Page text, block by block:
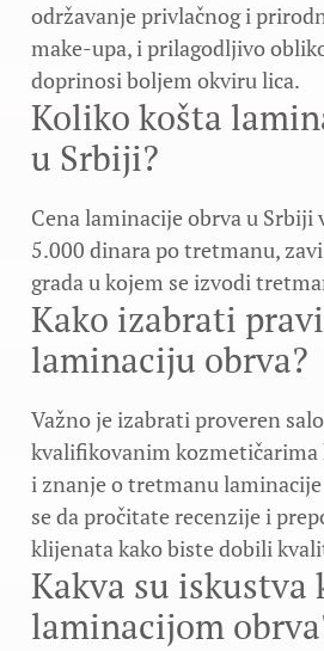
održavanje privlačnog i
make-upa, i prilagodljivo
doprinosi boljem okviru lica.
Koliko košta
u Srbiji?
Cena laminacije obrva u Srbiji
5.000 dinara po tretmanu,
grada u kojem se izvodi
Kako izabrati
laminaciju obrva?
Važno je izabrati proveren
kvalifikovanim
i znanje o tretmanu
se da pročitate recenzije i
klijenata kako biste dobili
Kakva su iskustva
laminacijom